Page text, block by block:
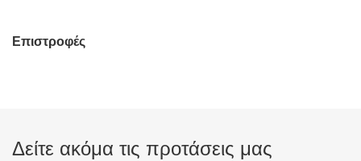
Επιστροφές
Δείτε ακόμα τις προτάσεις μας